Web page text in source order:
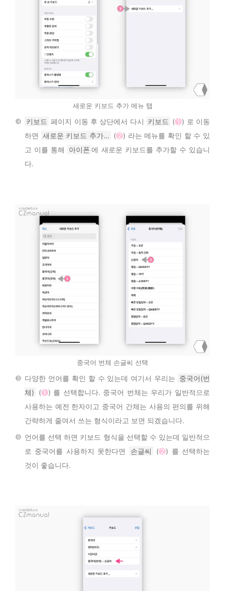
새로운 키보드 추가 메뉴 탭
키보드 페이지 이동 후 상단에서 다시 키보드 ( 1 ) 로 이동
하면 새로운 키보드 추가… ( 2) 라는 메뉴를 확인 할 수 있
고 이를 통해
아이폰 에 새로운 키보드를 추가할 수 있습니
다.
중국어 번체 손글씨 선택
다양한 언어를 확인 할 수 있는데 여기서 우리는 중국어(번
체)
( 1 ) 를 선택합니다. 중국어 번체는 우리가 일반적으로
사용하는 예전 한자이고 중국어 간체는 사용의 편의를 위해
간략하게 줄여서 쓰는 형식이라고 보면 되겠습니다.
언어를 선택 하면 키보드 형식을 선택할 수 있는데 일반적으
로 중국어를 사용하지 못한다면
손글씨 (2 ) 를 선택하는
것이 좋습니다.